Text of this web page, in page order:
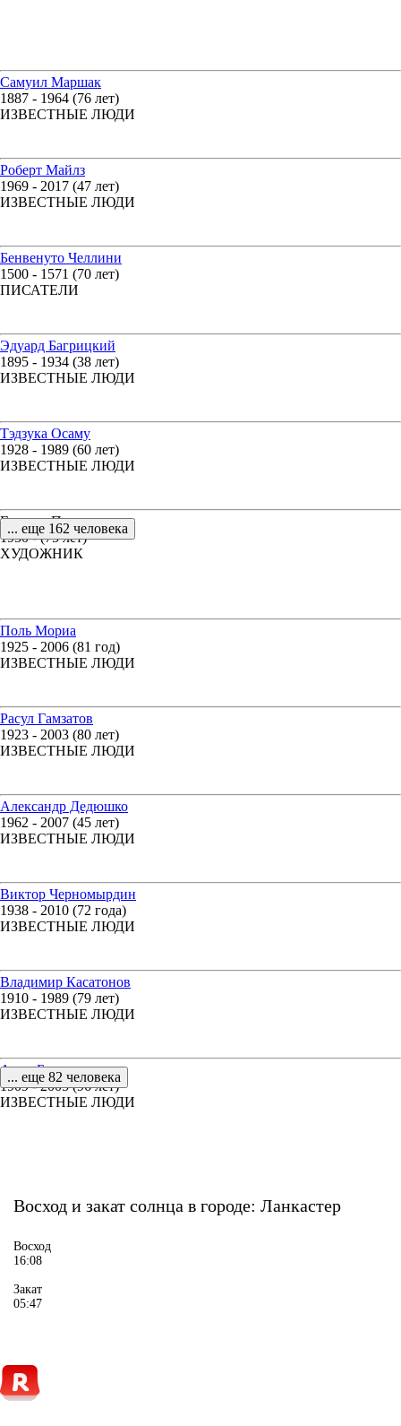
Самуил Маршак
1887 - 1964 (76 лет)
ИЗВЕСТНЫЕ ЛЮДИ
Роберт Майлз
1969 - 2017 (47 лет)
ИЗВЕСТНЫЕ ЛЮДИ
Бенвенуто Челлини
1500 - 1571 (70 лет)
ПИСАТЕЛИ
Эдуард Багрицкий
1895 - 1934 (38 лет)
ИЗВЕСТНЫЕ ЛЮДИ
Тэдзука Осаму
1928 - 1989 (60 лет)
ИЗВЕСТНЫЕ ЛЮДИ
Грегуар Пепе
1950 - (75 лет)
ХУДОЖНИК
... еще 162 человека
Поль Мориа
1925 - 2006 (81 год)
ИЗВЕСТНЫЕ ЛЮДИ
Расул Гамзатов
1923 - 2003 (80 лет)
ИЗВЕСТНЫЕ ЛЮДИ
Александр Дедюшко
1962 - 2007 (45 лет)
ИЗВЕСТНЫЕ ЛЮДИ
Виктор Черномырдин
1938 - 2010 (72 года)
ИЗВЕСТНЫЕ ЛЮДИ
Владимир Касатонов
1910 - 1989 (79 лет)
ИЗВЕСТНЫЕ ЛЮДИ
Анна Бурда
1909 - 2005 (96 лет)
ИЗВЕСТНЫЕ ЛЮДИ
... еще 82 человека
Восход и закат солнца в городе: Ланкастер
Восход
16:08
Закат
05:47